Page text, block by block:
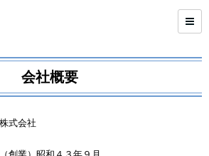
会社概要
式会社